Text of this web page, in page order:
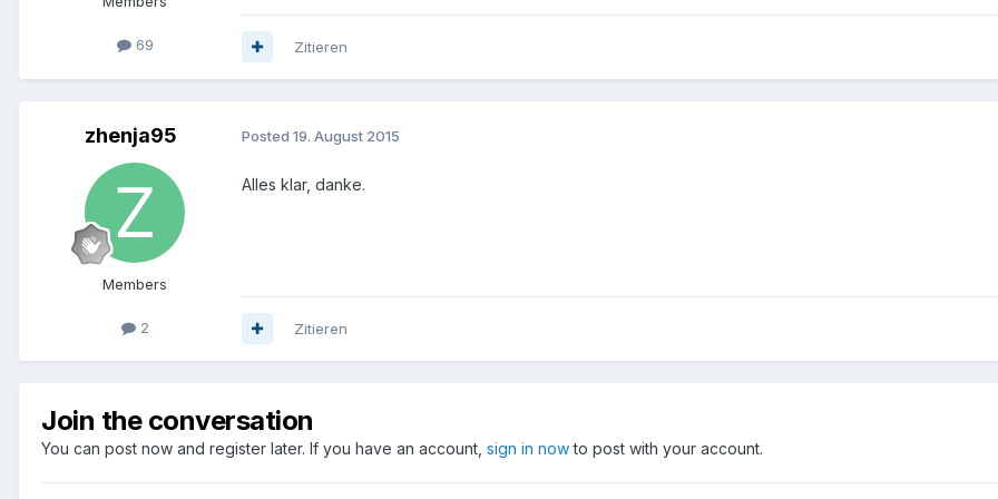
69 Zitieren
zhenja95
Members
2
Posted 19. August 2015
Alles klar, danke.
Zitieren
Join the conversation
You can post now and register later. If you have an account, sign in nowto post with your account.